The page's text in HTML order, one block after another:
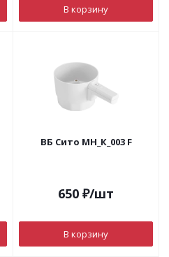
В корзину
ВБ Сито МН_К_003 F
650 ₽/шт
В корзину